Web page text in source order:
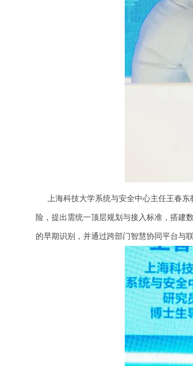
上海科技大学系统与安全中心主任王春东
险，提出需统一顶层规划与接入标准，搭建
的早期识别，并通过跨部门智慧协同平台与